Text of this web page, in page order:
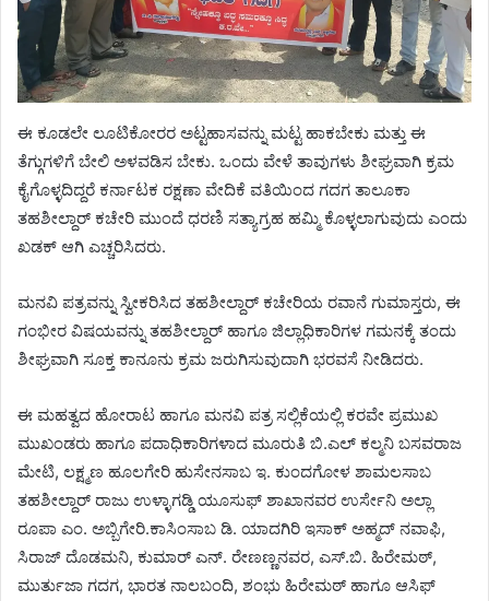
ಈ ಕೂಡಲೇ ಲೂಟಿಕೋರರ ಅಟ್ಟಹಾಸವನ್ನು ಮಟ್ಟ ಹಾಕಬೇಕು ಮತ್ತು ಈ
ತೆಗ್ಗುಗಳಿಗೆ ಬೇಲಿ ಅಳವಡಿಸ ಬೇಕು. ಒಂದು ವೇಳೆ ತಾವುಗಳು ಶೀಘ್ರವಾಗಿ ಕ್ರಮ
ಕೈಗೊಳ್ಳದಿದ್ದರೆ ಕರ್ನಾಟಕ ರಕ್ಷಣಾ ವೇದಿಕೆ ವತಿಯಿಂದ ಗದಗ ತಾಲೂಕಾ
ತಹಶೀಲ್ದಾರ್ ಕಚೇರಿ ಮುಂದೆ ಧರಣಿ ಸತ್ಯಾಗ್ರಹ ಹಮ್ಮಿ ಕೊಳ್ಳಲಾಗುವುದು ಎಂದು
ಖಡಕ್ ಆಗಿ ಎಚ್ಚರಿಸಿದರು.
ಮನವಿ ಪತ್ರವನ್ನು ಸ್ವೀಕರಿಸಿದ ತಹಶೀಲ್ದಾರ್ ಕಚೇರಿಯ ರವಾನೆ ಗುಮಾಸ್ತರು, ಈ
ಗಂಭೀರ ವಿಷಯವನ್ನು ತಹಶೀಲ್ದಾರ್ ಹಾಗೂ ಜಿಲ್ಲಾಧಿಕಾರಿಗಳ ಗಮನಕ್ಕೆ ತಂದು
ಶೀಘ್ರವಾಗಿ ಸೂಕ್ತ ಕಾನೂನು ಕ್ರಮ ಜರುಗಿಸುವುದಾಗಿ ಭರವಸೆ ನೀಡಿದರು.
ಈ ಮಹತ್ವದ ಹೋರಾಟ ಹಾಗೂ ಮನವಿ ಪತ್ರ ಸಲ್ಲಿಕೆಯಲ್ಲಿ ಕರವೇ ಪ್ರಮುಖ
ಮುಖಂಡರು ಹಾಗೂ ಪದಾಧಿಕಾರಿಗಳಾದ ಮೂರುತಿ ಬಿ.ಎಲ್ ಕಲ್ಮನಿ ಬಸವರಾಜ
ಮೇಟಿ, ಲಕ್ಷ್ಮಣ ಹೂಲಗೇರಿ ಹುಸೇನಸಾಬ ಇ. ಕುಂದಗೋಳ ಶಾಮಲಸಾಬ
ತಹಶೀಲ್ದಾರ್ ರಾಜು ಉಳ್ಳಾಗಡ್ಡಿ ಯೂಸುಫ್ ಶಾಖಾನವರ ಉರ್ಸೇನಿ ಅಲ್ಲಾ
ರೂಪಾ ಎಂ. ಅಬ್ಬಿಗೇರಿ.ಕಾಸಿಂಸಾಬ ಡಿ. ಯಾದಗಿರಿ ಇಸಾಕ್ ಅಹ್ಮದ್ ನವಾಫಿ,
ಸಿರಾಜ್ ದೊಡಮನಿ, ಕುಮಾರ್ ಎನ್. ರೇಣಣ್ಣನವರ, ಎಸ್.ಬಿ. ಹಿರೇಮಠ್,
ಮುರ್ತುಜಾ ಗದಗ, ಭಾರತ ನಾಲಬಂದಿ, ಶಂಭು ಹಿರೇಮಠ್ ಹಾಗೂ ಆಸಿಫ್